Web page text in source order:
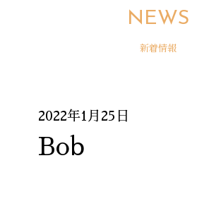
NEWS
新着情報
2022年1月25日
Bob